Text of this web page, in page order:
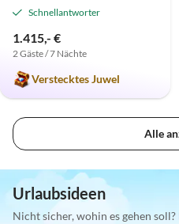
Schnellantworter
1.415,- €
2 Gäste / 7 Nächte
Verstecktes Juwel
Alle
Urlaubsideen
Nicht sicher, wohin es gehen soll?